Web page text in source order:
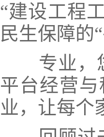
“建设工程
民生保障的“
专业，
平台经营
业，让每个